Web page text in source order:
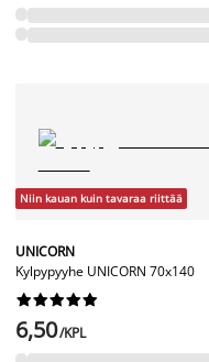
Niin kauan kuin tavaraa riittää
UNICORN
Kylpypyyhe UNICORN 70x140






6,50/KPL